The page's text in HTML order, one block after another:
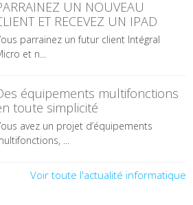
UN NOUVEAU
ET RECEVEZ UN IPAD
parrainez un futur client Intégral
et n...
équipements multifonctions
toute simplicité
avez un projet d’équipements
...
Voir toute l'actualité informatique